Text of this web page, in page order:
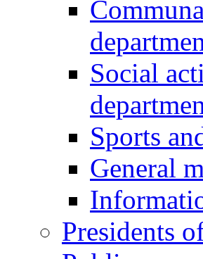
Social
Sports
General
Presidents